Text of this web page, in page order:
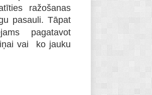
ražošanas
pasauli. Tāpat
pagatavot
vai ko jauku